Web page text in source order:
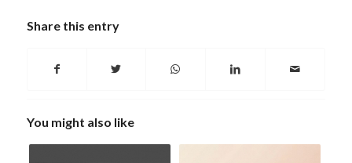
Share this entry
You might also like